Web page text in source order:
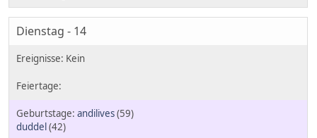
Dienstag - 14
andilives(59)
duddel(42)